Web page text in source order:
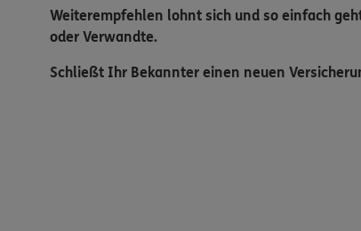
Weiterempfehlen lohnt sich und so einfach
oder Verwandte.
Schließt Ihr Bekannter einen neuen